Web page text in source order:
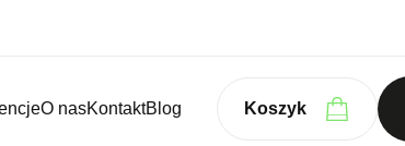
O nasKontaktBlog Koszyk